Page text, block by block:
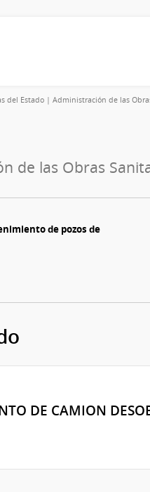
del Estado | Administración de las
de las Obras
de pozos de
DE CAMION